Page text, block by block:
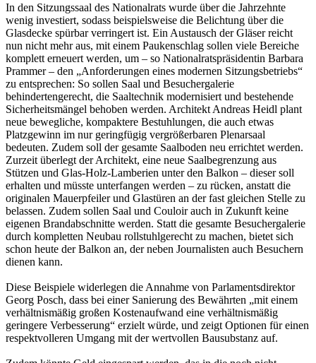
In den Sitzungssaal des Nationalrats wurde über die Jahrzehnte
wenig investiert, sodass beispielsweise die Belichtung über die
Glasdecke spürbar verringert ist. Ein Austausch der Gläser reicht
nun nicht mehr aus, mit einem Paukenschlag sollen viele Bereiche
komplett erneuert werden, um – so Nationalratspräsidentin Barbara
Prammer – den „Anforderungen eines modernen Sitzungsbetriebs“
zu entsprechen: So sollen Saal und Besuchergalerie
behindertengerecht, die Saaltechnik modernisiert und bestehende
Sicherheitsmängel behoben werden. Architekt Andreas Heidl plant
neue bewegliche, kompaktere Bestuhlungen, die auch etwas
Platzgewinn im nur geringfügig vergrößerbaren Plenarsaal
bedeuten. Zudem soll der gesamte Saalboden neu errichtet werden.
Zurzeit überlegt der Architekt, eine neue Saalbegrenzung aus
Stützen und Glas-Holz-Lamberien unter den Balkon – dieser soll
erhalten und müsste unterfangen werden – zu rücken, anstatt die
originalen Mauerpfeiler und Glastüren an der fast gleichen Stelle zu
belassen. Zudem sollen Saal und Couloir auch in Zukunft keine
eigenen Brandabschnitte werden. Statt die gesamte Besuchergalerie
durch kompletten Neubau rollstuhlgerecht zu machen, bietet sich
schon heute der Balkon an, der neben Journalisten auch Besuchern
dienen kann.
Diese Beispiele widerlegen die Annahme von Parlamentsdirektor
Georg Posch, dass bei einer Sanierung des Bewährten „mit einem
verhältnismäßig großen Kostenaufwand eine verhältnismäßig
geringere Verbesserung“ erzielt würde, und zeigt Optionen für einen
respektvolleren Umgang mit der wertvollen Bausubstanz auf.